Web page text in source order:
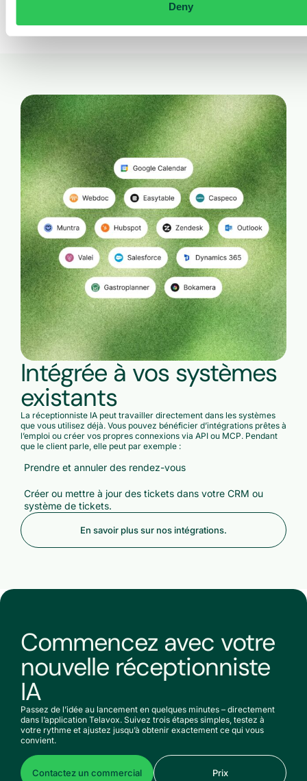
Deny
Découvrez ce que vos clients demandent.
Intégrée à vos systèmes
existants
La réceptionniste IA peut travailler directement dans les systèmes
que vous utilisez déjà. Vous pouvez bénéficier d’intégrations prêtes à
l’emploi ou créer vos propres connexions via API ou MCP. Pendant
que le client parle, elle peut par exemple :
Prendre et annuler des rendez-vous
Créer ou mettre à jour des tickets dans votre CRM ou
système de tickets.
En savoir plus sur nos intégrations.
Commencez avec votre
nouvelle réceptionniste
IA
Passez de l’idée au lancement en quelques minutes – directement
dans l’application Telavox. Suivez trois étapes simples, testez à
votre rythme et ajustez jusqu’à obtenir exactement ce qui vous
convient.
Contactez un commercial Prix